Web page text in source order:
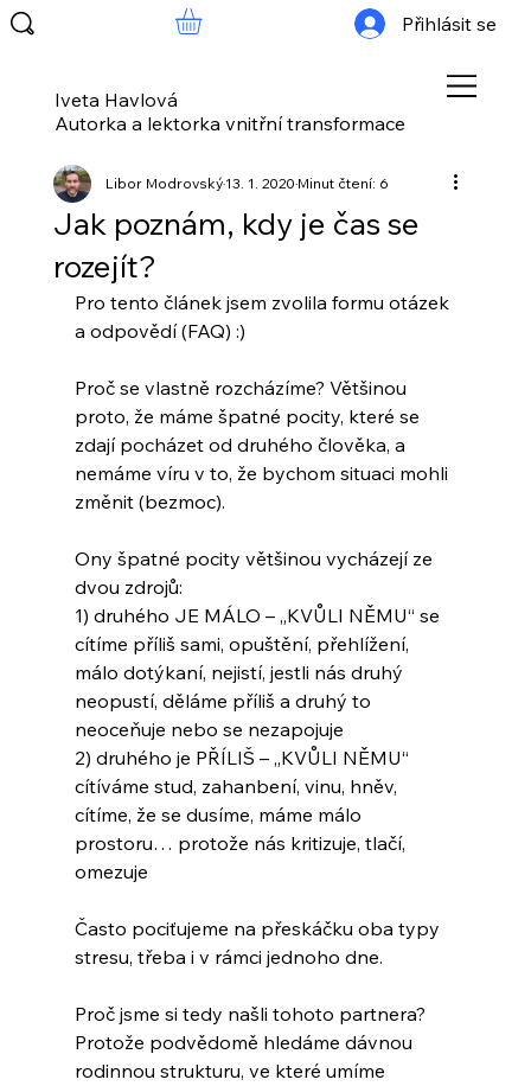
Iveta Havlová
Autorka a lektorka vnitřní transformace
Přihlásit se
Jak poznám, kdy je čas se
rozejít?
Libor Modrovský13. 1. 2020Minut čtení: 6
Pro tento článek jsem zvolila formu otázek
a odpovědí (FAQ) :)
Proč se vlastně rozcházíme? Většinou
proto, že máme špatné pocity, které se
zdají pocházet od druhého člověka, a
nemáme víru v to, že bychom situaci mohli
změnit (bezmoc).
Ony špatné pocity většinou vycházejí ze
dvou zdrojů:
1) druhého JE MÁLO – „KVŮLI NĚMU“ se
cítíme příliš sami, opuštění, přehlížení,
málo dotýkaní, nejistí, jestli nás druhý
neopustí, děláme příliš a druhý to
neoceňuje nebo se nezapojuje
2) druhého je PŘÍLIŠ – „KVŮLI NĚMU“
cítíváme stud, zahanbení, vinu, hněv,
cítíme, že se dusíme, máme málo
prostoru… protože nás kritizuje, tlačí,
omezuje
Často pociťujeme na přeskáčku oba typy
stresu, třeba i v rámci jednoho dne.
Proč jsme si tedy našli tohoto partnera?
Protože podvědomě hledáme dávnou
rodinnou strukturu, ve které umíme